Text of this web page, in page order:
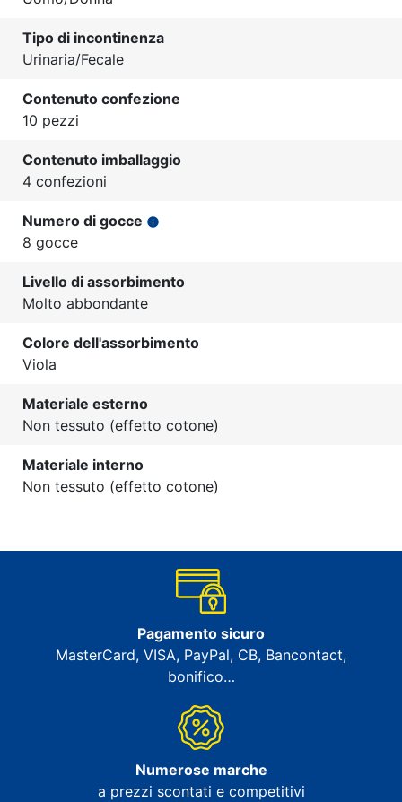
Tipo di incontinenza
Urinaria/Fecale
Contenuto confezione
10 pezzi
Contenuto imballaggio
4 confezioni
Numero di gocce info
8 gocce
Livello di assorbimento
Molto abbondante
Colore dell'assorbimento
Viola
Materiale esterno
Non tessuto (effetto cotone)
Materiale interno
Non tessuto (effetto cotone)
Pagamento sicuro
MasterCard, VISA, PayPal, CB, Bancontact,
bonifico…
Numerose marche
a prezzi scontati e competitivi